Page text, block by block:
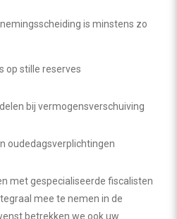
is minstens zo
op stille reserves
bij vermogensverschuiving
oudedagsverplichtingen
met gespecialiseerde fiscalisten
mee te nemen in de
betrekken we ook uw